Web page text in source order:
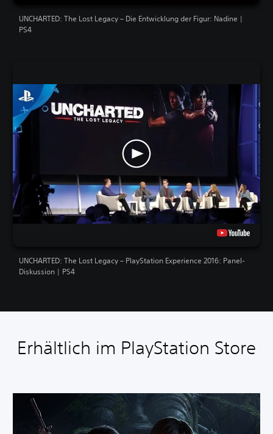
UNCHARTED: The Lost Legacy – Die Entwicklung der Figur: Nadine |
PS4
UNCHARTED: The Lost Legacy – PlayStation Experience 2016: Panel-
Diskussion | PS4
Erhältlich im PlayStation Store